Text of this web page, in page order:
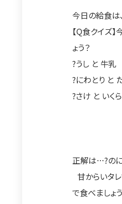
今日の給食は
【Q食クイズ
ょう？
?うし と 牛乳
?にわとり と
?さけ と い
正解は…?のに
甘からいタ
で食べましょう